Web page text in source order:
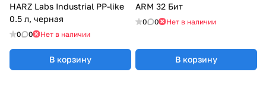
HARZ Labs Industrial PP-like
0.5 л, черная
0 0 Нет в наличии
В корзину
ARM 32 Бит
0 0 Нет в наличии
В корзину